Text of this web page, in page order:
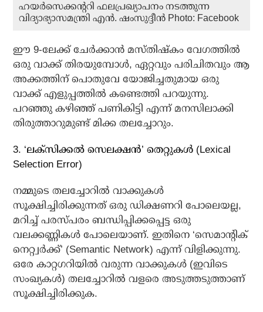
ഹയര്‍സെക്കന്ററി ഫലപ്രഖ്യാപനം നടത്തുന്ന
വിദ്യാഭ്യാസമന്ത്രി എന്‍. ഷംസുദ്ദീന്‍ Photo: Facebook
ഈ 9-ലേക്ക് ചേര്‍ക്കാന്‍ മസ്തിഷ്‌കം വേഗത്തില്‍
ഒരു വാക്ക് തിരയുമ്പോള്‍, ഏറ്റവും പരിചിതവും ആ
അക്കത്തിന് പൊതുവേ യോജിച്ചതുമായ ഒരു
വാക്ക് എളുപ്പത്തില്‍ കണ്ടെത്തി പറയുന്നു.
പറഞ്ഞു കഴിഞ്ഞ് പണികിട്ടി എന്ന് മനസിലാക്കി
തിരുത്താറുമുണ്ട് മിക്ക തലച്ചോറും.
3. ‘ലക്‌സിക്കല്‍ സെലക്ഷന്‍’ തെറ്റുകള്‍ (Lexical
Selection Error)
നമ്മുടെ തലച്ചോറില്‍ വാക്കുകള്‍
സൂക്ഷിച്ചിരിക്കുന്നത് ഒരു ഡിക്ഷണറി പോലെയല്ല,
മറിച്ച് പരസ്പരം ബന്ധിപ്പിക്കപ്പെട്ട ഒരു
വലക്കണ്ണികള്‍ പോലെയാണ്. ഇതിനെ ‘സെമാന്റിക്
നെറ്റ്വര്‍ക്ക്’ (Semantic Network) എന്ന് വിളിക്കുന്നു.
ഒരേ കാറ്റഗറിയില്‍ വരുന്ന വാക്കുകള്‍ (ഇവിടെ
സംഖ്യകള്‍) തലച്ചോറില്‍ വളരെ അടുത്തടുത്താണ്
സൂക്ഷിച്ചിരിക്കുക.